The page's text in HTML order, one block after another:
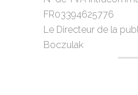
FR03394625776
Le Directeur de la
Boczulak